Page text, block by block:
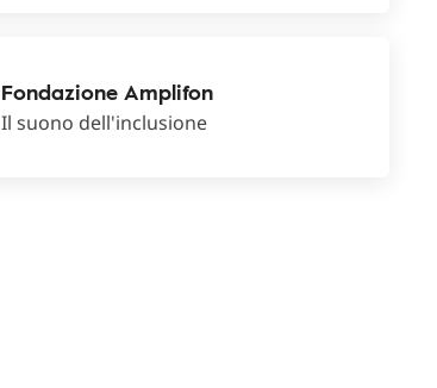
Fondazione Amplifon
Il suono dell'inclusione